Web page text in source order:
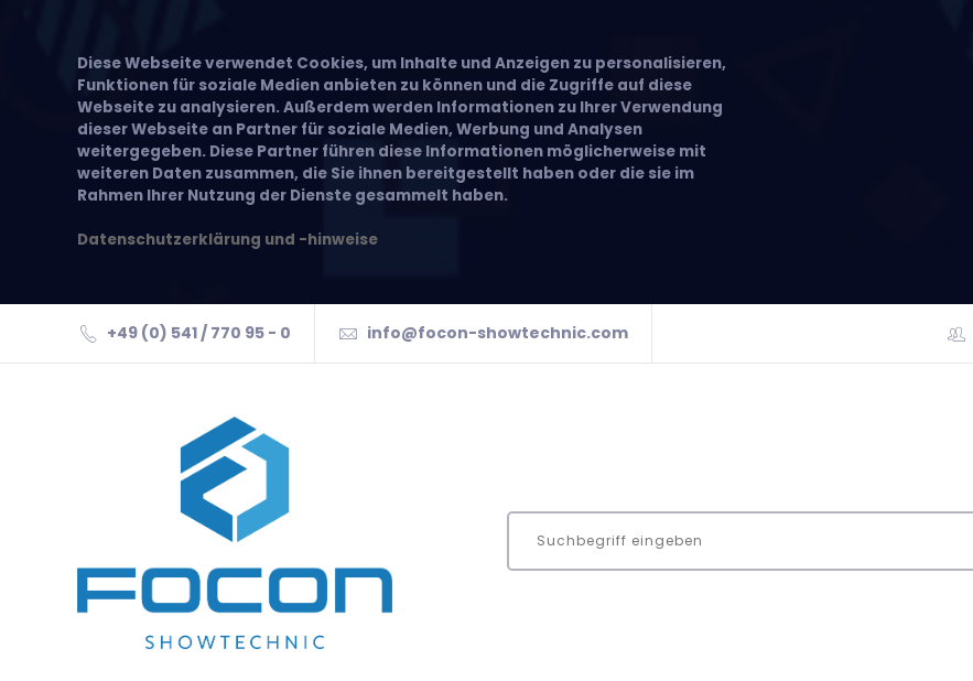
Diese Webseite verwendet Cookies, um Inhalte und Anzeigen zu personalisieren,
Funktionen für soziale Medien anbieten zu können und die Zugriffe auf diese
Webseite zu analysieren. Außerdem werden Informationen zu Ihrer Verwendung
dieser Webseite an Partner für soziale Medien, Werbung und Analysen
weitergegeben. Diese Partner führen diese Informationen möglicherweise mit
weiteren Daten zusammen, die Sie ihnen bereitgestellt haben oder die sie im
Rahmen Ihrer Nutzung der Dienste gesammelt haben.
Datenschutzerklärung und -hinweise
+49 (0) 541 / 770 95 - 0 info@focon-showtechnic.com